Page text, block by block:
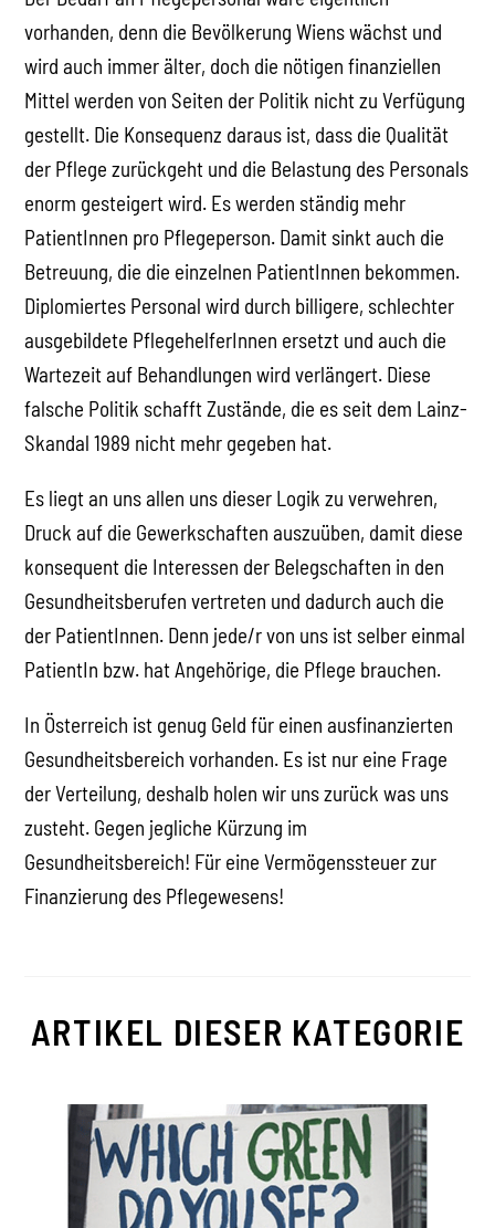
vorhanden, denn die Bevölkerung Wiens wächst und
wird auch immer älter, doch die nötigen finanziellen
Mittel werden von Seiten der Politik nicht zu Verfügung
gestellt. Die Konsequenz daraus ist, dass die Qualität
der Pflege zurückgeht und die Belastung des Personals
enorm gesteigert wird. Es werden ständig mehr
PatientInnen pro Pflegeperson. Damit sinkt auch die
Betreuung, die die einzelnen PatientInnen bekommen.
Diplomiertes Personal wird durch billigere, schlechter
ausgebildete PflegehelferInnen ersetzt und auch die
Wartezeit auf Behandlungen wird verlängert. Diese
falsche Politik schafft Zustände, die es seit dem Lainz-
Skandal 1989 nicht mehr gegeben hat.
Es liegt an uns allen uns dieser Logik zu verwehren,
Druck auf die Gewerkschaften auszuüben, damit diese
konsequent die Interessen der Belegschaften in den
Gesundheitsberufen vertreten und dadurch auch die
der PatientInnen. Denn jede/r von uns ist selber einmal
PatientIn bzw. hat Angehörige, die Pflege brauchen.
In Österreich ist genug Geld für einen ausfinanzierten
Gesundheitsbereich vorhanden. Es ist nur eine Frage
der Verteilung, deshalb holen wir uns zurück was uns
zusteht. Gegen jegliche Kürzung im
Gesundheitsbereich! Für eine Vermögenssteuer zur
Finanzierung des Pflegewesens!
ARTIKEL DIESER KATEGORIE